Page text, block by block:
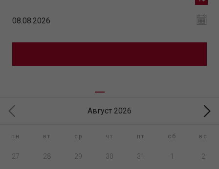
Август 2026
пн вт ср чт пт сб вс
27 28 29 30 31 1 2